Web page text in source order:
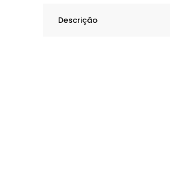
Descrição